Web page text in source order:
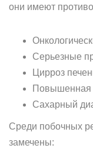
они имеют
Серьезные
Цирроз
Повышенная
Сахарный
Среди побочных
замечены: